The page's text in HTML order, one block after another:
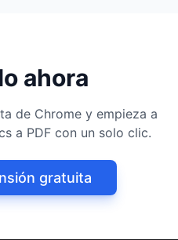
ahora
de Chrome y empieza a
a PDF con un solo clic.
gratuita